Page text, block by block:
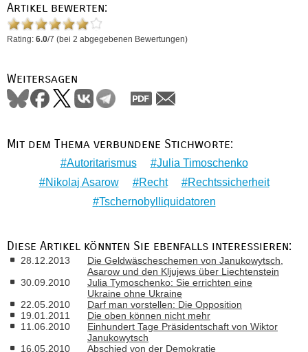
Artikel bewerten:
Rating: 6.0/7 (bei 2 abgegebenen Bewertungen)
Weitersagen
Mit dem Thema verbundene Stichworte:
Autoritarismus
Julia Timoschenko
Nikolaj Asarow
Recht
Rechtssicherheit
Tschernobylliquidatoren
Diese Artikel könnten Sie ebenfalls interessieren:
28.12.2013
Die Geldwäscheschemen von Janukowytsch,
Asarow und den Kljujews über Liechtenstein
30.09.2010
Julia Tymoschenko: Sie errichten eine
Ukraine ohne Ukraine
22.05.2010
Darf man vorstellen: Die Opposition
19.01.2011
Die oben können nicht mehr
11.06.2010
Einhundert Tage Präsidentschaft von Wiktor
Janukowytsch
16.05.2010
Abschied von der Demokratie